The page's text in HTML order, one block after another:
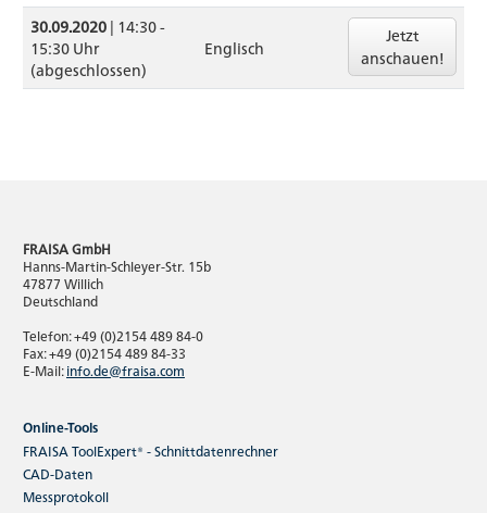
30.09.2020 | 14:30 -
15:30 Uhr
(abgeschlossen)
Englisch
Jetzt
anschauen!
FRAISA GmbH
Hanns-Martin-Schleyer-Str. 15b
47877 Willich
Deutschland
Telefon: +49 (0)2154 489 84-0
Fax: +49 (0)2154 489 84-33
E-Mail:info.de@fraisa.com
Online-Tools
FRAISA ToolExpert® - Schnittdatenrechner
CAD-Daten
Messprotokoll